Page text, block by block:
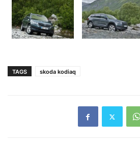
TAGS skoda kodiaq